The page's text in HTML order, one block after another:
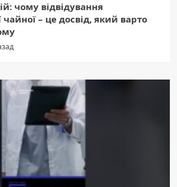
чому відвідування
чайної – це досвід, який варто